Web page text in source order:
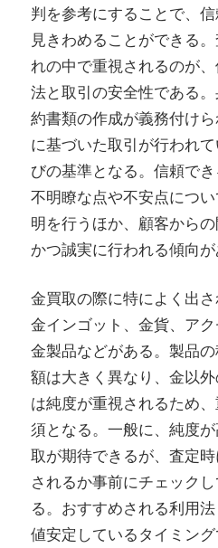
判を参考にすることで、
見きわめることができる
れの中で重視されるのが
法と取引の安全性である
約書類の作成が義務付け
に基づいた取引が行われ
びの基準となる。信頼でき
不明瞭な点や不安点につ
明を行うほか、顧客から
かつ誠実に行われる傾向が
金買取の際に特によく出
金インゴット、金貨、ア
金製品などがある。製品
額は大きく異なり、金以
は純度が重視されるため
須となる。一般に、純度
取が期待できるが、査定
されるか事前にチェック
る。おすすめされる利用
値安定しているタイミン